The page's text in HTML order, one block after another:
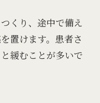
くり、途中で備え
置けます。患者さ
緩むことが多いで